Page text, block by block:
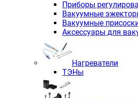
Приборы
Вакуумные
Вакуумные
Аксессуары для
Нагреватели
ТЭНы